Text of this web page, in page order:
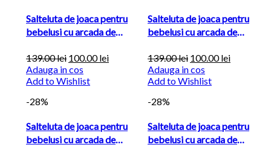
Salteluta de joaca pentru
bebelusi cu arcada de
139.00lei 100.00lei
Adauga in cos
Add to Wishlist
Salteluta de joaca pentru
bebelusi cu arcada de
139.00lei 100.00lei
Adauga in cos
Add to Wishlist
-28%
Salteluta de joaca pentru
bebelusi cu arcada de
-28%
Salteluta de joaca pentru
bebelusi cu arcada de